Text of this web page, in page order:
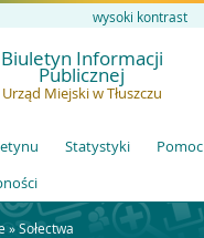
wysoki kontrast
Biuletyn Informacji
Publicznej
Urząd Miejski w Tłuszczu
Statystyki
Pomoc
»Sołectwa